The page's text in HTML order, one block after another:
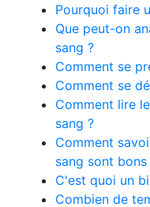
Pourquoi faire
Que peut-on
sang ?
Comment se
Comment se
Comment lire
sang ?
Comment
sang sont bons
C'est quoi un
Combien de